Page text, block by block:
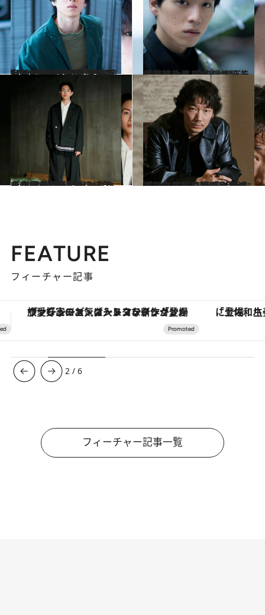
2024.2.9
【初めから読む】「一睡もせず現場に行くことも…」俳優・坂東龍汰の意外と“小心者”な 素顔とは？ 舞台『う蝕』に出演
カルチャー 2022.1.14
「真犯人フラグ」の配送員役で注目 幅広いキャラクターを演じる 演技派・坂東龍汰
カルチャー
2024.1.26
「ゆき兄としてもみんなを支えたかった」8LOOMメンバーの綱啓永が振り返る転機となった作品の“秘話”
カルチャー 2024.1.17
「一気に和山やま作品のとりこに」映画『カラオケ行こ！』で綾野剛が追求した究極の“かみ合わなさ”
カルチャー
FEATURE
フィーチャー記事
「土佐和ハーブかき氷」がOMO7高知に登場！生姜、山椒、大葉など目にも舌にも涼を呼ぶ郷土の味 【銀座で出合う最旬美容】美髪ケアや上質
3 /6
フィーチャー記事一覧